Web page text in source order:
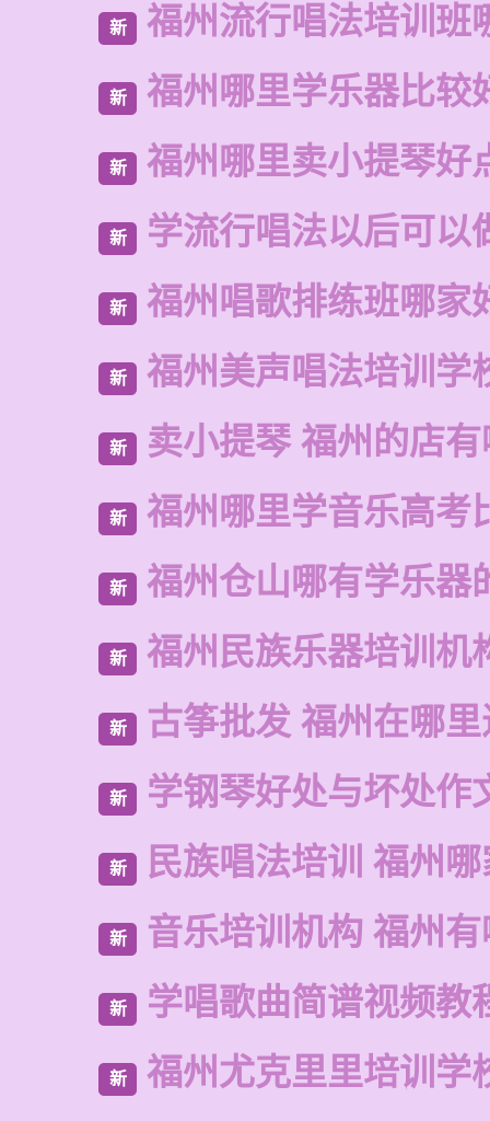
新 福州流行唱法培训班
新 福州哪里学乐器比较
新 福州哪里卖小提琴好
新 学流行唱法以后可以
新 福州唱歌排练班哪家
新 福州美声唱法培训学
新 卖小提琴 福州的店
新 福州哪里学音乐高考
新 福州仓山哪有学乐器
新 福州民族乐器培训机
新 古筝批发 福州在哪
新 学钢琴好处与坏处作
新 民族唱法培训 福州
新 音乐培训机构 福州
新 学唱歌曲简谱视频教
新 福州尤克里里培训学